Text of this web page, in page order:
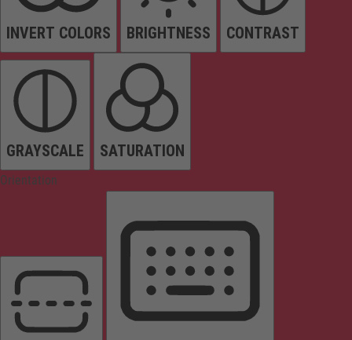
INVERT COLORS BRIGHTNESS CONTRAST
GRAYSCALE SATURATION
Orientation